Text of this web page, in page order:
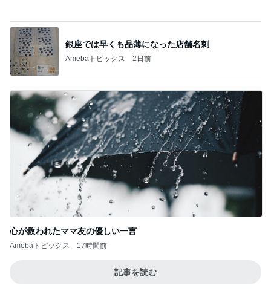
銀座では早くも品薄になった店舗名刺
Amebaトピックス 2日前
心が救われたママ友の優しい一言
Amebaトピックス 17時間前
記事を読む